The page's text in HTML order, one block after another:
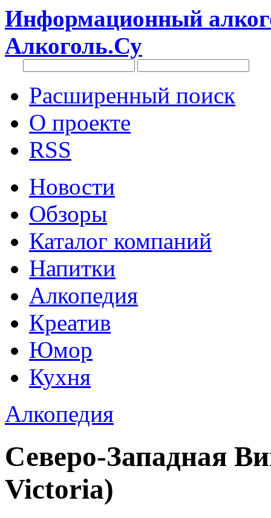
Информационный
Алкоголь.Су
Расширенный поиск
О проекте
RSS
Новости
Обзоры
Каталог компаний
Напитки
Алкопедия
Креатив
Юмор
Кухня
Алкопедия
Северо-Западная
Victoria)